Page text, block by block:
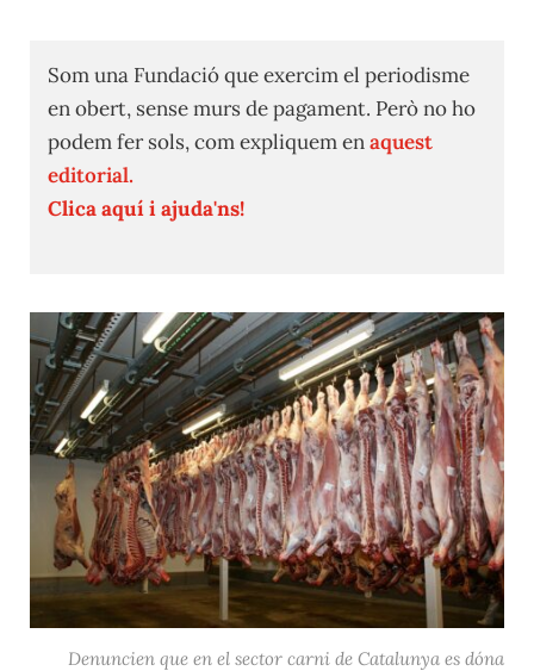
Som una Fundació que exercim el periodisme
en obert, sense murs de pagament. Però no ho
podem fer sols, com expliquem enaquest
editorial.
Clica aquí i ajuda'ns!
Denuncien que en el sector carni de Catalunya es dóna